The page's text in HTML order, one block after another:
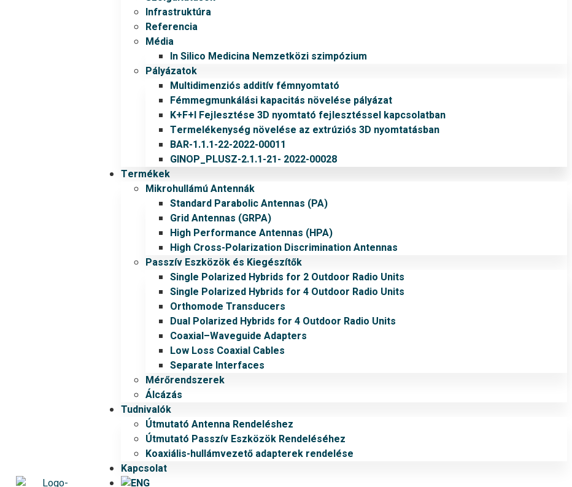
Infrastruktúra
Referencia
Média
In Silico Medicina Nemzetközi szimpózium
Pályázatok
Multidimenziós additív fémnyomtató
Fémmegmunkálási kapacitás növelése pályázat
K+F+I Fejlesztése 3D nyomtató fejlesztéssel kapcsolatban
Termelékenység növelése az extrúziós 3D nyomtatásban
BAR-1.1.1-22-2022-00011
GINOP_PLUSZ-2.1.1-21- 2022-00028
Termékek
Mikrohullámú Antennák
Standard Parabolic Antennas (PA)
Grid Antennas (GRPA)
High Performance Antennas (HPA)
High Cross-Polarization Discrimination Antennas
Passzív Eszközök és Kiegészítők
Single Polarized Hybrids for 2 Outdoor Radio Units
Single Polarized Hybrids for 4 Outdoor Radio Units
Orthomode Transducers
Dual Polarized Hybrids for 4 Outdoor Radio Units
Coaxial–Waveguide Adapters
Low Loss Coaxial Cables
Separate Interfaces
Mérőrendszerek
Álcázás
Tudnivalók
Útmutató Antenna Rendeléshez
Útmutató Passzív Eszközök Rendeléséhez
Koaxiális-hullámvezető adapterek rendelése
Kapcsolat